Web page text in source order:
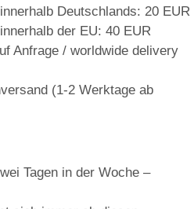
Deutschlands: 20 EUR
der EU: 40 EUR
Anfrage / worldwide delivery
(1-2 Werktage ab
Tagen in der Woche –